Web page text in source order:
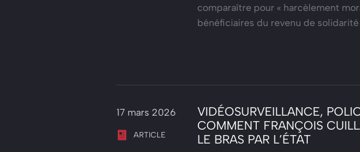
comparaître pour « harcèlement
bénéficiaires du revenu de
17 mars 2026
ARTICLE
VIDÉOSURVEILLANCE,
COMMENT FRANÇOIS
LE BRAS PAR L’ÉTAT